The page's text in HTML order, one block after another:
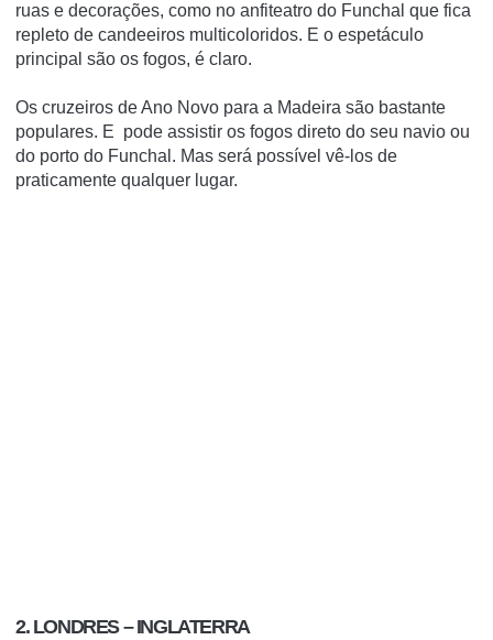
ruas e decorações, como no anfiteatro do Funchal que fica
repleto de candeeiros multicoloridos. E o espetáculo
principal são os fogos, é claro.
Os cruzeiros de Ano Novo para a Madeira são bastante
populares. E pode assistir os fogos direto do seu navio ou
do porto do Funchal . Mas será possível vê-los de
praticamente qualquer lugar.
2. LONDRES – INGLATERRA